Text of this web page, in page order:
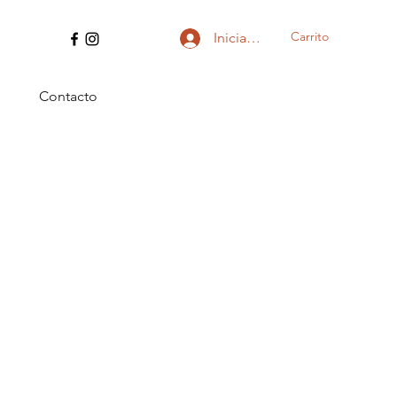
Iniciar sesiónCarrito
Contacto